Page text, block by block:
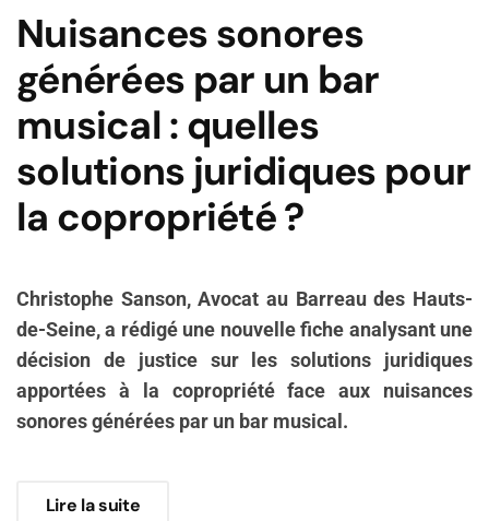
Nuisances sonores
générées par un bar
musical : quelles
solutions juridiques pour
la copropriété ?
Christophe Sanson, Avocat au Barreau des Hauts-
de-Seine, a rédigé une nouvelle fiche analysant une
décision de justice sur les solutions juridiques
apportées à la copropriété face aux nuisances
sonores générées par un bar musical.
Lire la suite